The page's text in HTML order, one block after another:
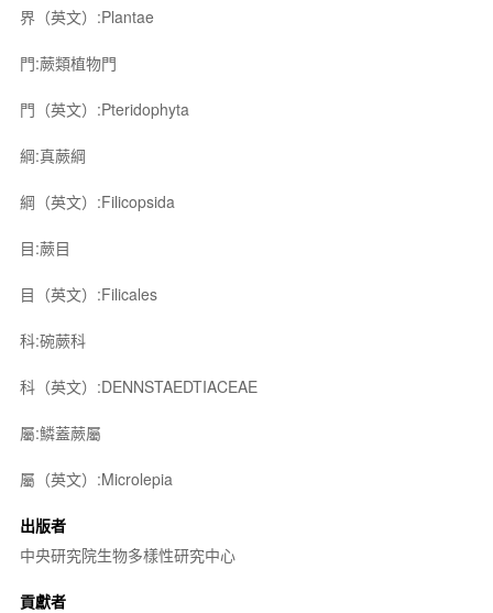
界（英文）:Plantae
門:蕨類植物門
門（英文）:Pteridophyta
綱:真蕨綱
綱（英文）:Filicopsida
目:蕨目
目（英文）:Filicales
科:碗蕨科
科（英文）:DENNSTAEDTIACEAE
屬:鱗蓋蕨屬
屬（英文）:Microlepia
出版者
中央研究院生物多樣性研究中心
貢獻者